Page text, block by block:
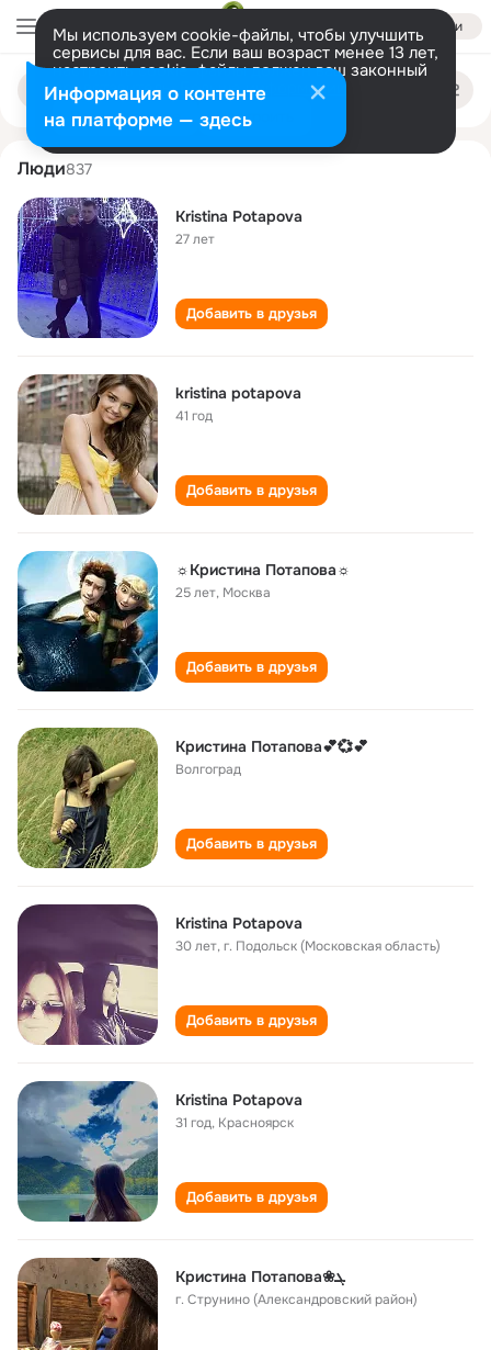
Войти
Мы используем cookie-файлы, чтобы улучшить
сервисы для вас. Если ваш возраст менее 13 лет,
настроить cookie-файлы должен ваш законный
представитель. Больше информации
Разрешить все Настроить
Поиск
людям
kristina potapova
Люди837
Kristina Potapova
27 лет
Добавить в друзья
kristina potapova
41 год
Добавить в друзья
☼Кристина Потапова☼
25 лет, Москва
Добавить в друзья
Кристина Потапова💕💞💕
Волгоград
Добавить в друзья
Kristina Potapova
30 лет,г. Подольск (Московская область)
Добавить в друзья
Кristina Potapova
31 год, Красноярск
Добавить в друзья
Кристина Потапова❀ܓ
г. Струнино (Александровский район)
Информация о контенте
на платформе — здесь